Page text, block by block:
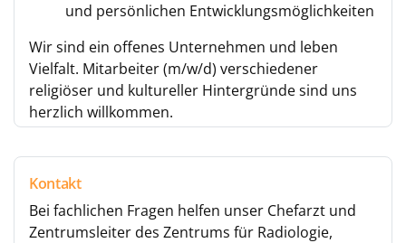
und persönlichen Entwicklungsmöglichkeiten
Wir sind ein offenes Unternehmen und leben
Vielfalt. Mitarbeiter (m/w/d) verschiedener
religiöser und kultureller Hintergründe sind uns
herzlich willkommen.
Kontakt
Bei fachlichen Fragen helfen unser Chefarzt und
Zentrumsleiter des Zentrums für Radiologie,